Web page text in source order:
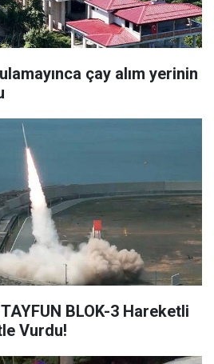
çay alım yerinin
BLOK-3 Hareketli
Vurdu!